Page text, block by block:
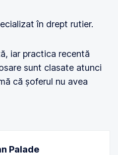
în drept rutier.
iar practica recentă
sunt clasate atunci
că șoferul nu avea
Palade